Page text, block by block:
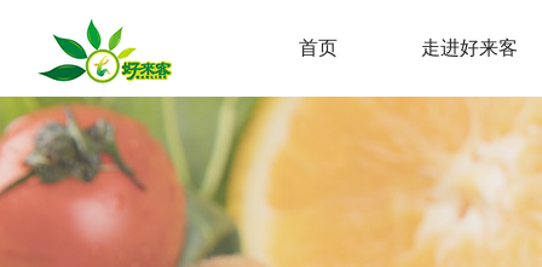
首页 走进好来客